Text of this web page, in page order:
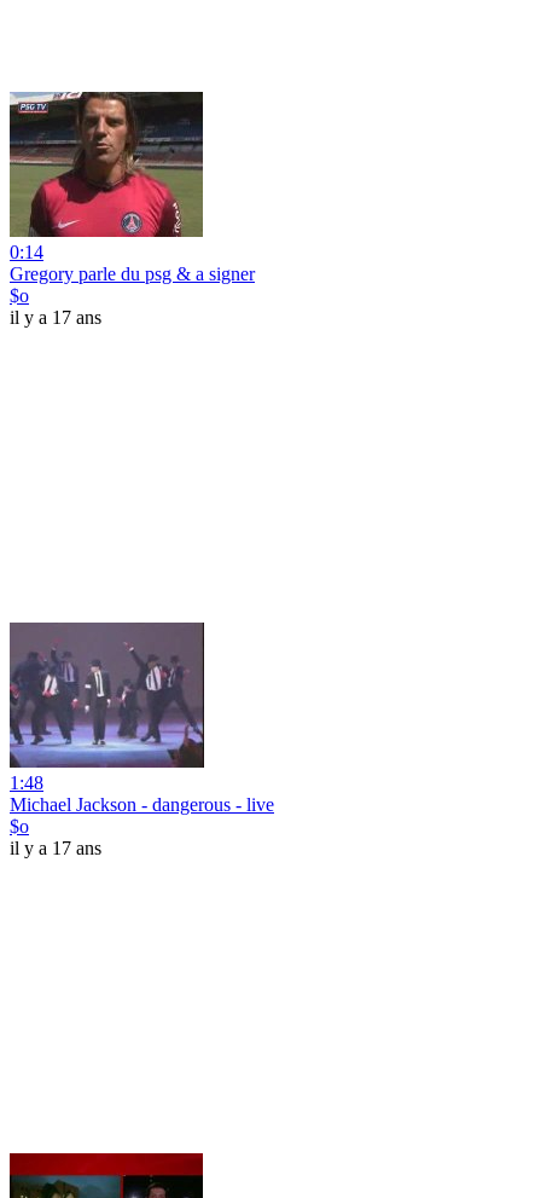
0:14
Gregory parle du psg & a signer
$o
il y a 17 ans
1:48
Michael Jackson - dangerous - live
$o
il y a 17 ans